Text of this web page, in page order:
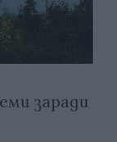
заради